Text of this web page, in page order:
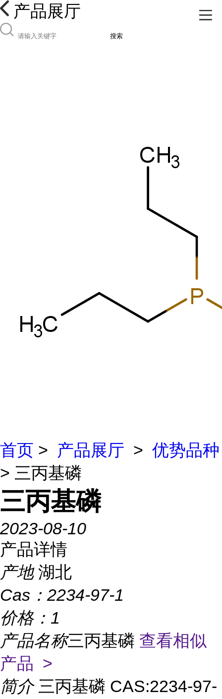
产品展厅
搜索
首页 > 产品展厅 > 优势品种
> 三丙基磷
三丙基磷
2023-08-10
产品详情
产地 湖北
Cas： 2234-97-1
价格： 1
产品名称三丙基磷 查看相似
产品 >
简介 三丙基磷 CAS:2234-97-